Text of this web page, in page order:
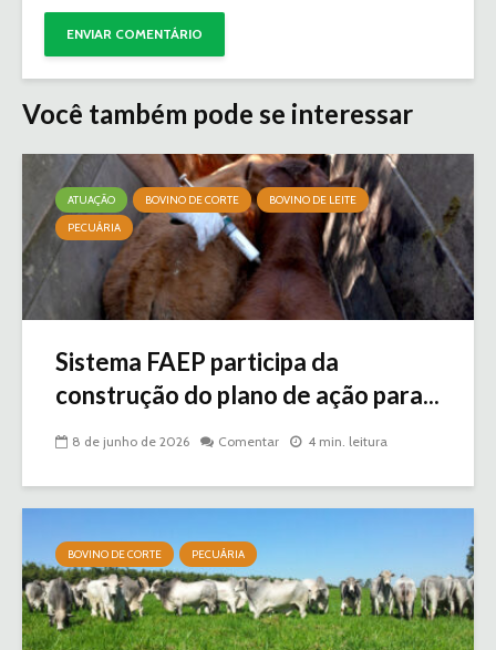
Você também pode se interessar
ATUAÇÃO BOVINO DE CORTE
BOVINO DE LEITE
PECUÁRIA
Sistema FAEP participa da
construção do plano de ação para...
8 de junho de 2026 Comentar 4 min. leitura
BOVINO DE CORTE PECUÁRIA